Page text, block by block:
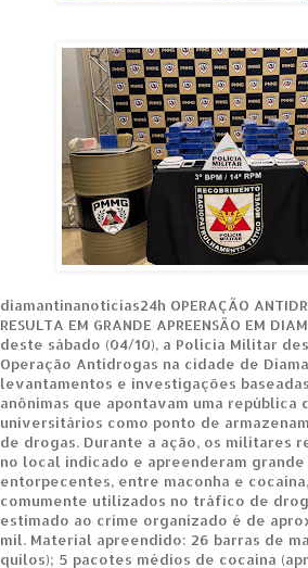
diamantinanoticias24h OPERAÇÃO
RESULTA EM GRANDE APREENSÃO EM
deste sábado (04/10), a Polícia Militar
Operação Antidrogas na cidade de
levantamentos e investigações
anônimas que apontavam uma república
universitários como ponto de
de drogas. Durante a ação, os militares
no local indicado e apreenderam
entorpecentes, entre maconha e
comumente utilizados no tráfico de
estimado ao crime organizado é de
mil. Material apreendido: 26 barras de
quilos); 5 pacotes médios de cocaína